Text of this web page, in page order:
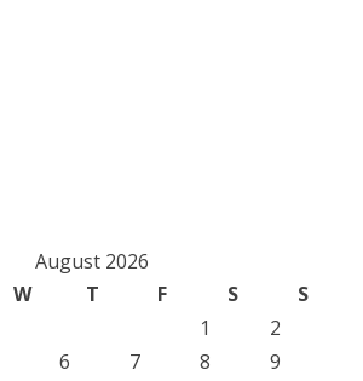
August 2026
W T F S
S
1
2
6 7 8
9